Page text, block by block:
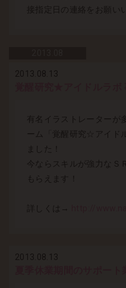
接指定日の連絡をお願い
2013.08.13
有名イラストレーターが
ーム「覚醒研究☆アイド
ました！
今ならスキルが強力なＳ
もらえます！
詳しくは→
2013.08.13